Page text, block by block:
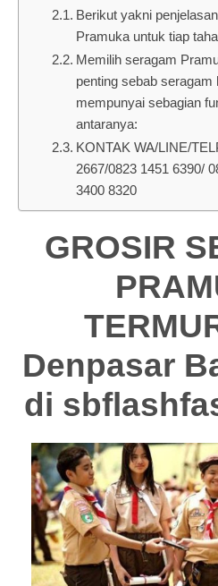
Berikut yakni
Pramuka untuk tiap
Memilih seragam
penting sebab seragam
mempunyai sebagian
antaranya:
KONTAK WA/LINE/
2667/0823 1451 6390/
3400 8320
GROSIR
Denpasar
di